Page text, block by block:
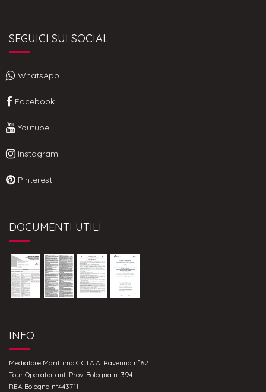
SEGUICI SUI SOCIAL
WhatsApp
Facebook
Youtube
Instagram
Pinterest
DOCUMENTI UTILI
INFO
Mediatore Marittimo C.C.I.A.A. Ravenna n°62
Tour Operator aut. Prov. Bologna n. 394
REA Bologna n°443711